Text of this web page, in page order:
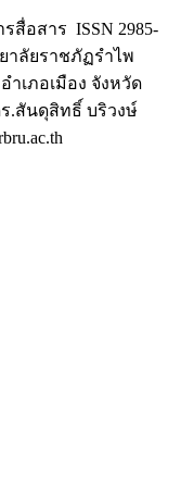
สื่อสาร ISSN 2985-
าลัยราชภัฏรำไพ
เภอเมือง จังหวัด
ร.สันดุสิทธิ์ บริวงษ์